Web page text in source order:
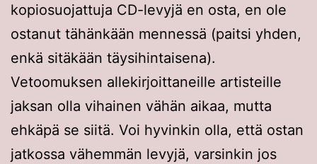
kopiosuojattuja CD-levyjä en osta, en ole
ostanut tähänkään mennessä (paitsi yhden,
enkä sitäkään täysihintaisena).
Vetoomuksen allekirjoittaneille artisteille
jaksan olla vihainen vähän aikaa, mutta
ehkäpä se siitä. Voi hyvinkin olla, että ostan
jatkossa vähemmän levyjä, varsinkin jos